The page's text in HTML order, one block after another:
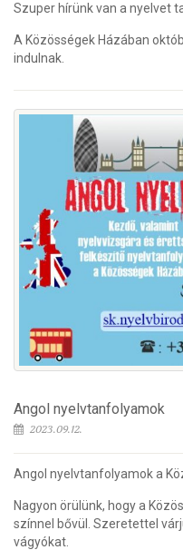
Szuper hírünk van a nyelvet
A Közösségek Házában
indulnak.
Angol nyelvtanfolyamok
2023.09.12.
Angol nyelvtanfolyamok a
Nagyon örülünk, hogy a
színnel bővül. Szeretettel
vágyókat.